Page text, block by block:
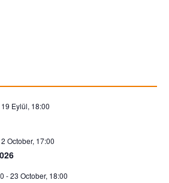
19 Eylül, 18:00
2 October, 17:00
-23 October, 18:00